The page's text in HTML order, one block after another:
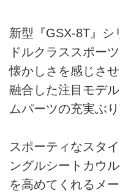
新型『GSX-8T』シ
ドルクラススポー
懐かしさを感じさ
融合した注目モデ
ムパーツの充実ぶ
スポーティなスタ
ングルシートカウ
を高めてくれるメ